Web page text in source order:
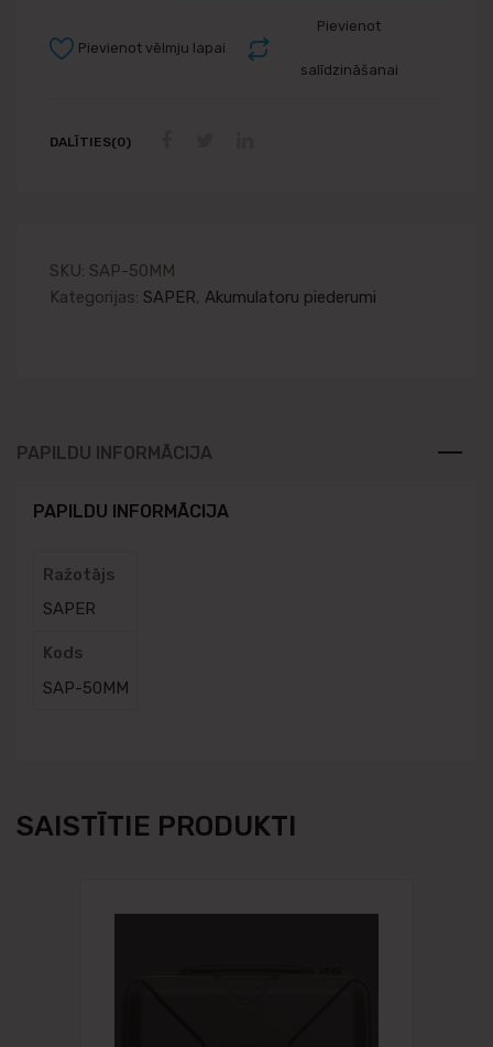
Pievienot
salīdzināšanai
Pievienot vēlmju lapai
DALĪTIES(0)
SKU: SAP-50MM
Kategorijas: SAPER, Akumulatoru piederumi
PAPILDU INFORMĀCIJA
PAPILDU INFORMĀCIJA
Ražotājs
SAPER
Kods
SAP-50MM
SAISTĪTIE PRODUKTI